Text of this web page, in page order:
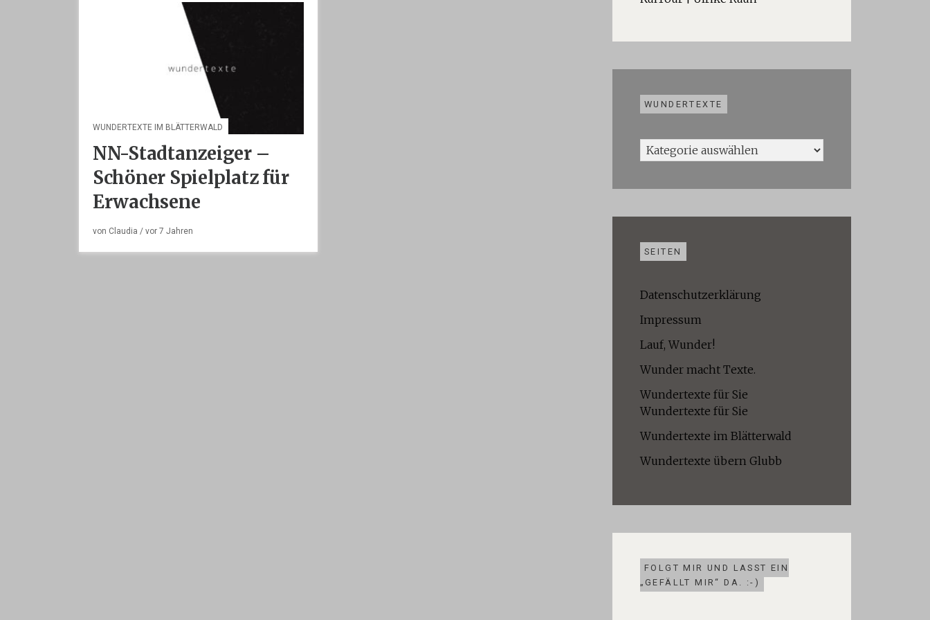
WUNDERTEXTE IM BLÄTTERWALD
NN-Stadtanzeiger –
Schöner Spielplatz für
Erwachsene
von Claudia / vor 7 Jahren
WUNDERTEXTE
Wundertexte
SEITEN
Datenschutzerklärung
Impressum
Lauf, Wunder!
Wunder macht Texte.
Wundertexte für Sie
Wundertexte für Sie
Wundertexte im Blätterwald
Wundertexte übern Glubb
FOLGT MIR UND LASST EIN
„GEFÄLLT MIR“ DA. :-)